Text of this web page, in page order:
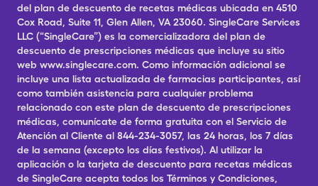
del plan de descuento de recetas médicas ubicada en 4510
Cox Road, Suite 11, Glen Allen, VA 23060. SingleCare Services
LLC (“SingleCare”) es la comercializadora del plan de
descuento de prescripciones médicas que incluye su sitio
web www.singlecare.com. Como información adicional se
incluye una lista actualizada de farmacias participantes, así
como también asistencia para cualquier problema
relacionado con este plan de descuento de prescripciones
médicas, comunícate de forma gratuita con el Servicio de
Atención al Cliente al 844-234-3057, las 24 horas, los 7 días
de la semana (excepto los días festivos). Al utilizar la
aplicación o la tarjeta de descuento para recetas médicas
de SingleCare acepta todos los Términos y Condiciones,